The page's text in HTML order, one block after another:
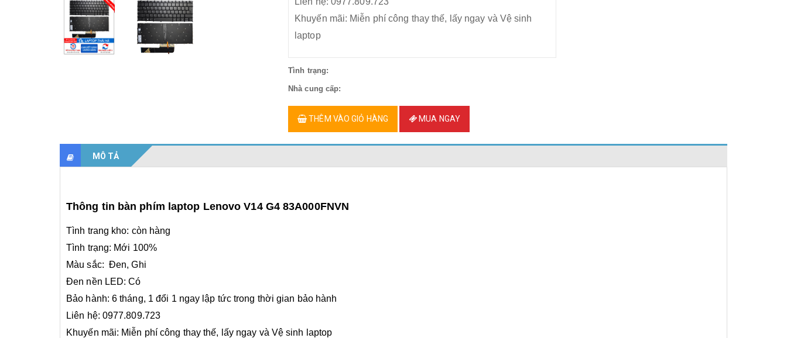
Khuyến mãi: Miễn phí công thay thế, lấy ngay và Vệ sinh
laptop
Tình trạng:
Nhà cung cấp:
THÊM VÀO GIỎ HÀNG MUA NGAY
MÔ TẢ
Thông tin bàn phím laptop Lenovo V14 G4 83A000FNVN
Tình trang kho: còn hàng
Tình trạng: Mới 100%
Màu sắc: Đen, Ghi
Đen nền LED: Có
Bảo hành: 6 tháng, 1 đổi 1 ngay lập tức trong thời gian bảo hành
Liên hệ: 0977.809.723
Khuyến mãi: Miễn phí công thay thế, lấy ngay và Vệ sinh laptop